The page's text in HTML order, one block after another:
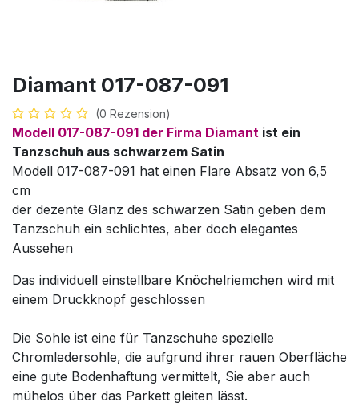
Diamant 017-087-091
(0 Rezension)
Modell 017-087-091 der Firma Diamant ist ein
Tanzschuh aus schwarzem Satin
Modell 017-087-091 hat einen Flare Absatz von 6,5
cm
der dezente Glanz des schwarzen Satin geben dem
Tanzschuh ein schlichtes, aber doch elegantes
Aussehen
Das individuell einstellbare Knöchelriemchen wird mit
einem Druckknopf geschlossen
Die Sohle ist eine für Tanzschuhe spezielle
Chromledersohle, die aufgrund ihrer rauen Oberfläche
eine gute Bodenhaftung vermittelt, Sie aber auch
mühelos über das Parkett gleiten lässt.